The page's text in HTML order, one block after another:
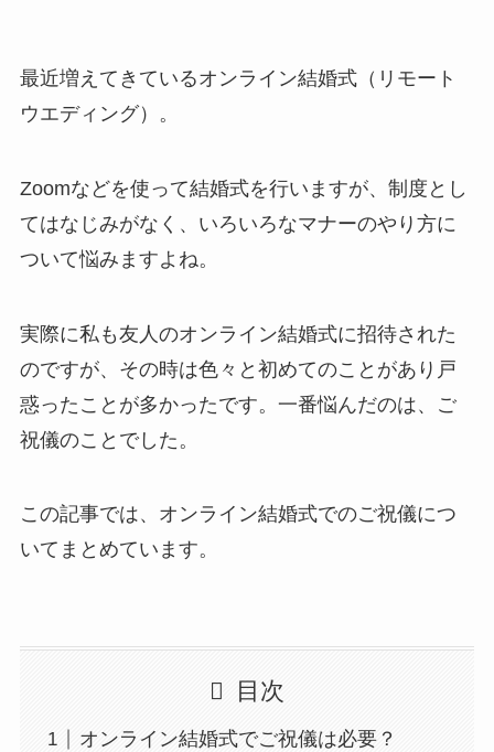
最近増えてきているオンライン結婚式（リモート
ウエディング）。
Zoomなどを使って結婚式を行いますが、制度とし
てはなじみがなく、いろいろなマナーのやり方に
ついて悩みますよね。
実際に私も友人のオンライン結婚式に招待された
のですが、その時は色々と初めてのことがあり戸
惑ったことが多かったです。一番悩んだのは、ご
祝儀のことでした。
この記事では、オンライン結婚式でのご祝儀につ
いてまとめています。
目次
オンライン結婚式でご祝儀は必要？